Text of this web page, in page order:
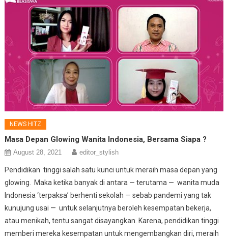
NEWS HITZ
Masa Depan Glowing Wanita Indonesia, Bersama Siapa ?
August 28, 2021 editor_stylish
Pendidikan tinggi salah satu kunci untuk meraih masa depan yang
glowing. Maka ketika banyak di antara — terutama — wanita muda
Indonesia ‘terpaksa’ berhenti sekolah — sebab pandemi yang tak
kunujung usai — untuk selanjutnya beroleh kesempatan bekerja,
atau menikah, tentu sangat disayangkan. Karena, pendidikan tinggi
memberi mereka kesempatan untuk mengembangkan diri, meraih